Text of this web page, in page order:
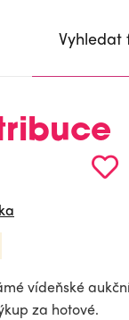
Vyhledat
vídeňské
za hotové.